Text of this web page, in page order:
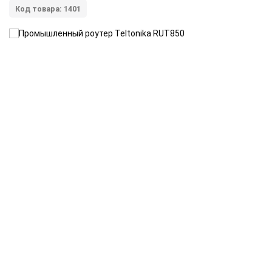
Код товара: 1401